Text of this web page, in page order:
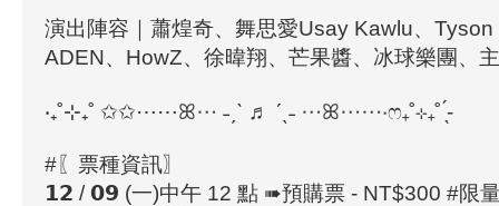
演出陣容｜蕭煌奇、舞思愛Usay Kawlu、Tyson
ADEN、HowZ、徐暐翔、芒果醬、冰球樂團、
‧₊˚⊹₊˚ ✩✩⋯⋯ꕤ⋯ ˗ˏˋ ♬ ˊˎ˗ ⋯ꕤ⋯⋯‧ෆ₊˚⊹₊˚ ̖́-
#〖票種資訊〗
𝟭𝟮 / 𝟬𝟵 (一)中午 12 點 ➠預購票 - NT$300 #限